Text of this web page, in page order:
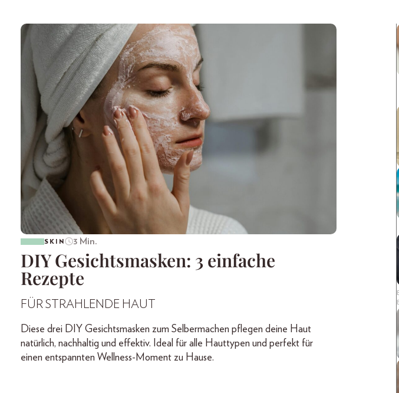
SKIN 3 Min.
DIY Gesichtsmasken: 3 einfache
Rezepte
FÜR STRAHLENDE HAUT
Diese drei DIY Gesichtsmasken zum Selbermachen pflegen deine Haut
natürlich, nachhaltig und effektiv. Ideal für alle Hauttypen und perfekt für
einen entspannten Wellness-Moment zu Hause.